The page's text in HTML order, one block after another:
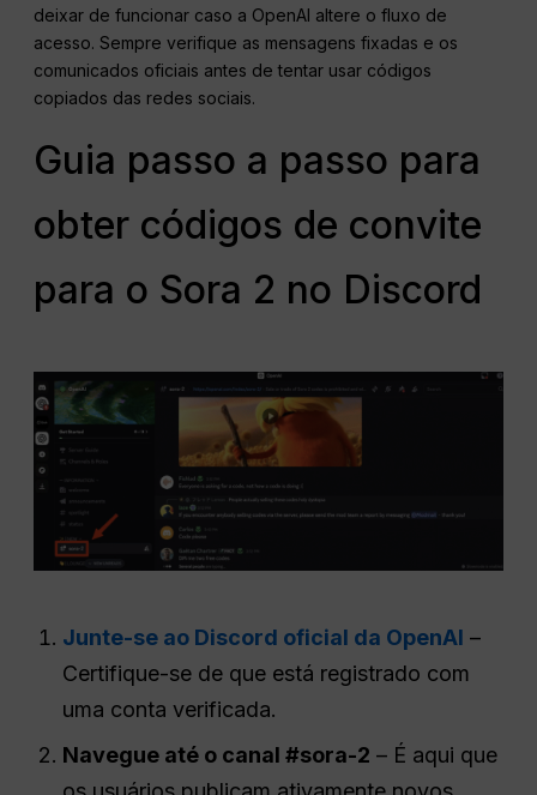
deixar de funcionar caso a OpenAI altere o fluxo de
acesso. Sempre verifique as mensagens fixadas e os
comunicados oficiais antes de tentar usar códigos
copiados das redes sociais.
Guia passo a passo para
obter códigos de convite
para o Sora 2 no Discord
Junte-se ao Discord oficial da OpenAI –
Certifique-se de que está registrado com
uma conta verificada.
Navegue até o canal #sora-2 – É aqui que